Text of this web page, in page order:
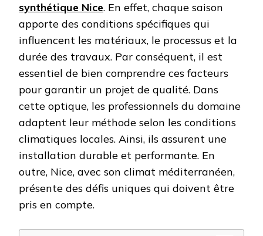
synthétique Nice. En effet, chaque saison
apporte des conditions spécifiques qui
influencent les matériaux, le processus et la
durée des travaux. Par conséquent, il est
essentiel de bien comprendre ces facteurs
pour garantir un projet de qualité. Dans
cette optique, les professionnels du domaine
adaptent leur méthode selon les conditions
climatiques locales. Ainsi, ils assurent une
installation durable et performante. En
outre, Nice, avec son climat méditerranéen,
présente des défis uniques qui doivent être
pris en compte.